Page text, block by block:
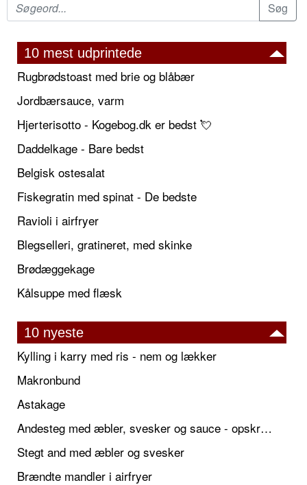
10 mest udprintede
Rugbrødstoast med brie og blåbær
Jordbærsauce, varm
Hjerterisotto - Kogebog.dk er bedst 💘
Daddelkage - Bare bedst
Belgisk ostesalat
Fiskegratin med spinat - De bedste
Ravioli i airfryer
Blegselleri, gratineret, med skinke
Brødæggekage
Kålsuppe med flæsk
10 nyeste
Kylling i karry med ris - nem og lækker
Makronbund
Astakage
Andesteg med æbler, svesker og sauce - opskrift også til jul
Stegt and med æbler og svesker
Brændte mandler i airfryer